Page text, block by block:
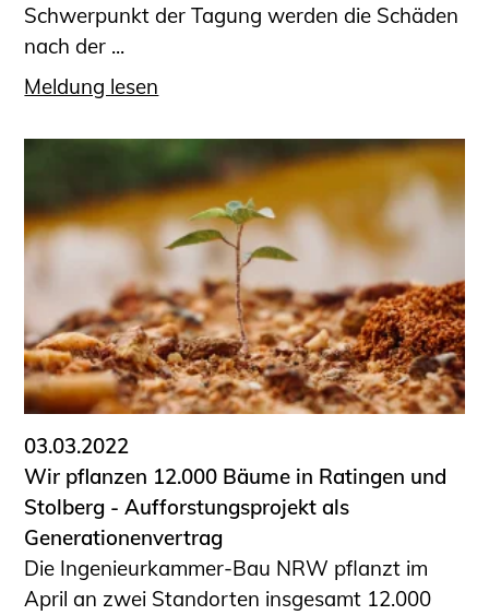
Schwerpunkt der Tagung werden die Schäden
nach der ...
Meldung lesen
03.03.2022
Wir pflanzen 12.000 Bäume in Ratingen und
Stolberg - Aufforstungsprojekt als
Generationenvertrag
Die Ingenieurkammer-Bau NRW pflanzt im
April an zwei Standorten insgesamt 12.000